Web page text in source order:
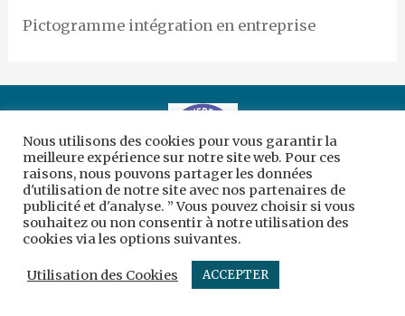
Pictogramme intégration en entreprise
Copyright © 2026 | Création : sc-designergraphique
Mentions légales
Nous utilisons des cookies pour vous garantir la
meilleure expérience sur notre site web. Pour ces
raisons, nous pouvons partager les données
d'utilisation de notre site avec nos partenaires de
publicité et d'analyse. ” Vous pouvez choisir si vous
souhaitez ou non consentir à notre utilisation des
cookies via les options suivantes.
Utilisation des Cookies ACCEPTER